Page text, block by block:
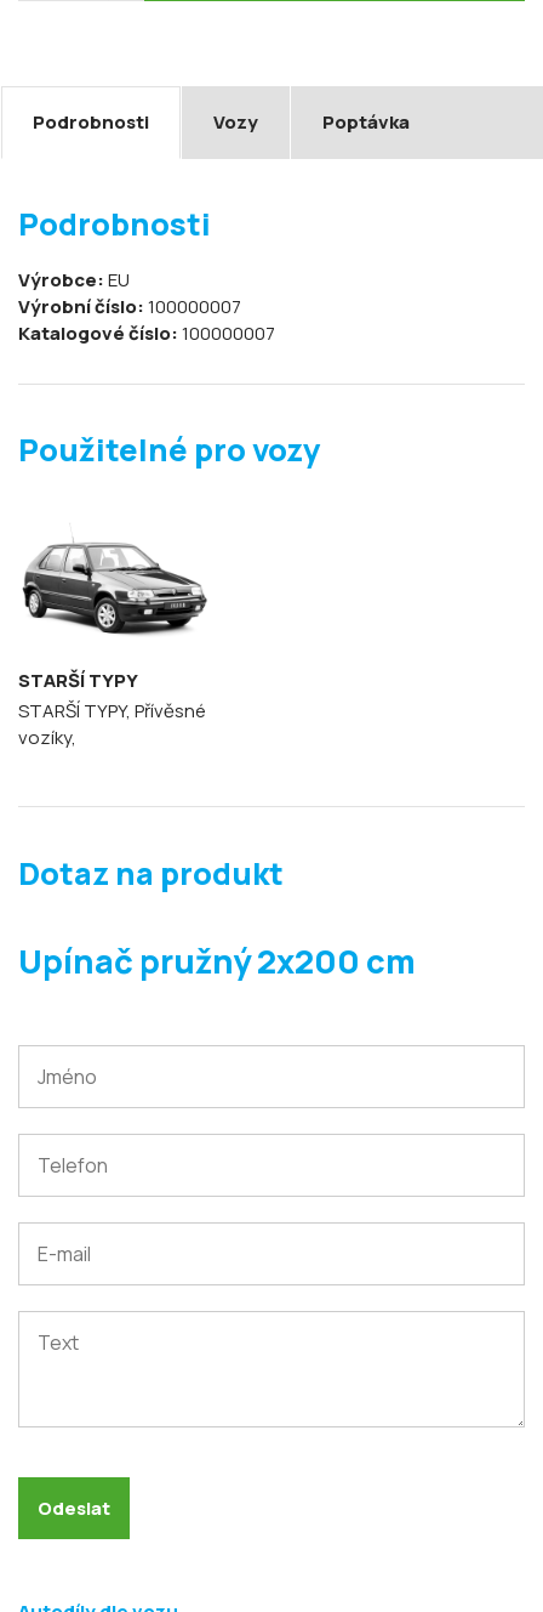
Podrobnosti Vozy Poptávka
Podrobnosti
Výrobce:EU
Výrobní číslo:100000007
Katalogové číslo:100000007
Použitelné pro vozy
STARŠÍ TYPY
STARŠÍ TYPY, Přívěsné
vozíky,
Dotaz na produkt
Upínač pružný 2x200 cm